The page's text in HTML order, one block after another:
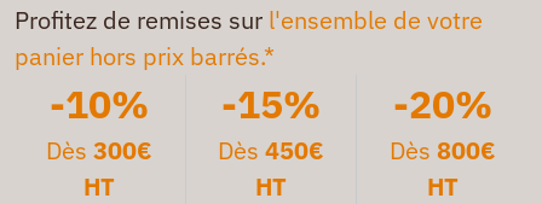
Profitez de remises sur l'ensemble de votre
panier hors prix barrés.*
-10%
Dès300€
HT
-15%
Dès 450€
HT
-20%
Dès 800€
HT